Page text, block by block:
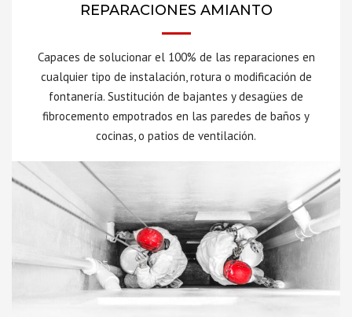
REPARACIONES AMIANTO
Capaces de solucionar el 100% de las reparaciones en
cualquier tipo de instalación, rotura o modificación de
fontanería. Sustitución de bajantes y desagües de
fibrocemento empotrados en las paredes de baños y
cocinas, o patios de ventilación.